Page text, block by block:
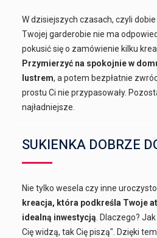
W dzisiejszych czasach, czyli
Twojej garderobie nie ma
pokusić się o zamówienie kilku
Przymierzyć na spokojnie w
lustrem, a potem bezpłatnie
prostu Ci nie przypasowały.
najładniejsze.
SUKIENKA DOBRZE
Nie tylko wesela czy inne
kreacja, która podkreśla Twoje
idealną inwestycją . Dlaczego?
Cię widzą, tak Cię piszą". Dzięki